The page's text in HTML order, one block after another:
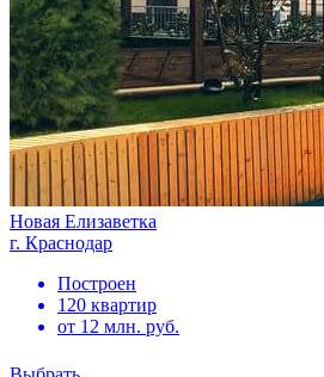
Новая Елизаветка
г. Краснодар
Построен
120 квартир
от 12 млн. руб.